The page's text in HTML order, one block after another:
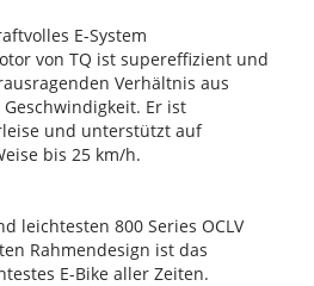
E-System
von TQ ist supereffizient und
Verhältnis aus
Er ist
und unterstützt auf
bis 25 km/h.
leichtesten 800 Series OCLV
Rahmendesign ist das
E-Bike aller Zeiten.